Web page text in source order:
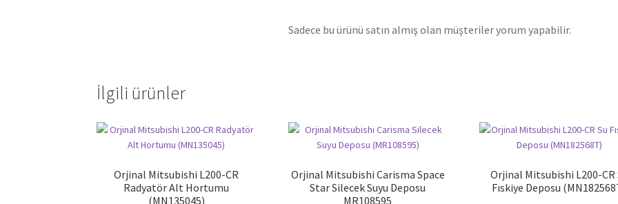
Sadece bu ürünü satın almış olan müşteriler yorum yapabilir.
İlgili ürünler
Orjinal Mitsubishi L200-CR
Radyatör Alt Hortumu
(MN135045)
Orjinal Mitsubishi Carisma Space
Star Silecek Suyu Deposu
MR108595
Orjinal Mitsubishi L200-CR
Fıskiye Deposu